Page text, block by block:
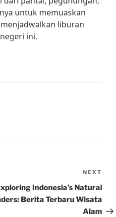
untuk memuaskan
liburan
ini.
Post
NEXT
Indonesia’s Natural
Berita Terbaru Wisata
Alam